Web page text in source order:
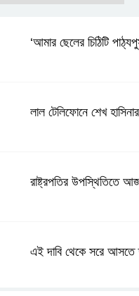
‘আমার ছেলের চিঠিটি
লাল টেলিফোনে শেখ
রাষ্ট্রপতির উপস্থিতিতে
এই দাবি থেকে সরে আসতে